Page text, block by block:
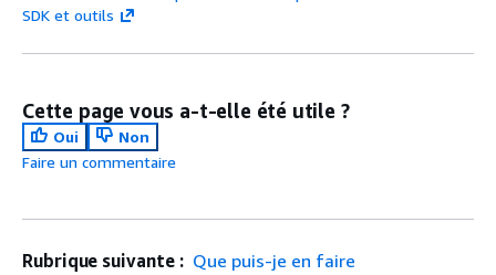
SDK et outils
Cette page vous a-t-elle été utile ?
Oui
Non
Faire un commentaire
Rubrique suivante : Que puis-je en faire